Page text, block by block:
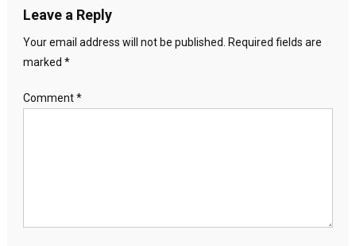
Leave a Reply
Your email address will not be published.
Required fields are
marked *
Comment*